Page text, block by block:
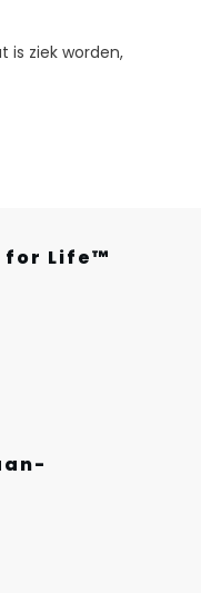
ziek worden,
for Life™